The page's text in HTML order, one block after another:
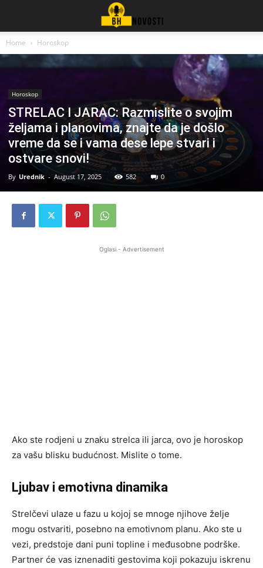
Home Horoskop
Horoskop
STRELAC I JARAC: Razmislite o svojim
željama i planovima, znajte da je došlo
vreme da se i vama dese lepe stvari i
ostvare snovi!
By Urednik - August 17, 2025 582 0
Oglasi - Advertisement
Ako ste rodjeni u znaku strelca ili jarca, ovo je horoskop
za vašu blisku budućnost. Mislite o tome.
Ljubav i emotivna dinamika
Strelčevi ulaze u fazu u kojoj se mnoge njihove želje
mogu ostvariti, posebno na emotivnom planu. Ako ste u
vezi, predstoje dani puni topline i međusobne podrške.
Partner će vas iznenaditi gestovima koji pokazuju iskrenu